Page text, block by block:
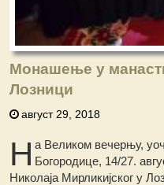
Монашење у
Лозници
август 29, 2018
Н а Великом вечерњу,
Богородице, 14/27.
Николаја Мирликијског у